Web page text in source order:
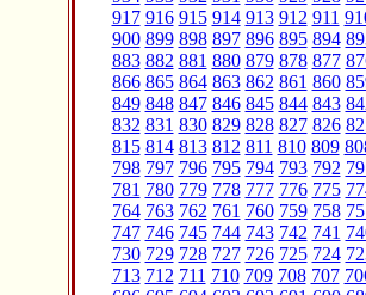
917 916 915 914 913 912 911
900 899 898 897 896 895 894
883 882 881 880 879 878 877
866 865 864 863 862 861 860
849 848 847 846 845 844 843
832 831 830 829 828 827 826
815 814 813 812 811 810 809
798 797 796 795 794 793 792
781 780 779 778 777 776 775
764 763 762 761 760 759 758
747 746 745 744 743 742 741
730 729 728 727 726 725 724
713 712 711 710 709 708 707